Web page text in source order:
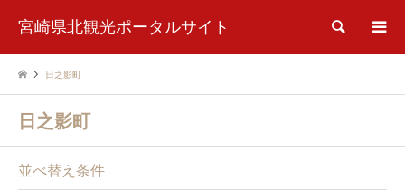
宮崎県北観光ポータルサイト 検索
日之影町
日之影町
並べ替え条件